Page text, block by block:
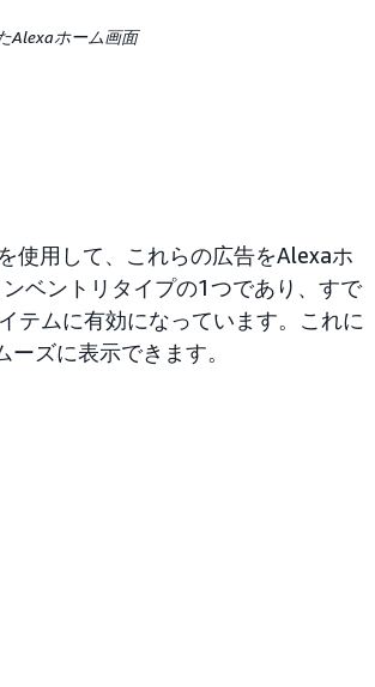
Alexaホーム画面
使用して、これらの広告をAlexaホ
ベントリタイプの1つであり、すで
テムに有効になっています。これに
ズに表示できます。